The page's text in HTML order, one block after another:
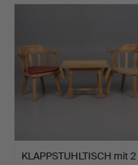
KLAPPSTUHLTISCH mit 2